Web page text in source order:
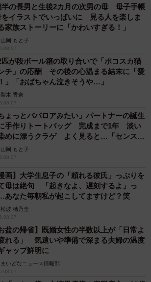
い器具は、どんなタイプになるのでし
ＬＥＤ照明器具に交換できないケー
に直付け（または埋め込み）されてい
、キッチンや洗面所の照明器具、コン
イン蛍光灯）を使ったダウンライトな
。これらの交換作業には『電気工事
すので、お近くの電器店・工事店にご
ランプの口金のサイズが同じであれ
能です。ＬＥＤ電球の場合は電球側に
ます。そのため電球を交換することが
になるため、問題ありません。
えられないなら、蛍光灯の予備を購入
半の長男と生後2カ月の次男の母 母子手帳
をイラストでいっぱいに 見る人を楽しま
家族ストーリーに「かわいすぎる！」
山岡 もと子
匹が段ボール箱の取り合いで「ポコスカ猫
チ」の応酬 その後の心温まる結末に「愛
」「おばちゃん泣きそうや…」
梨木 香奈
ちょっとババロアみたい」パートナーの誕生
手作りトートバッグ 完成まで1年 淡い
めに漂うクラゲ よく見ると…「センスす
」
山岡 もと子
漫画】大学生息子の「頼れる彼氏」っぷりを
母は絶句 「起きなよ、遅刻するよ」っ
あなた毎朝私が起こしてますけど？笑
松波 穂乃圭
お盆の帰省】既婚女性の半数以上が「日常よ
れる」 気遣いや準備で深まる夫婦の温度
ャップ鮮明に
まいどなニュース情報部